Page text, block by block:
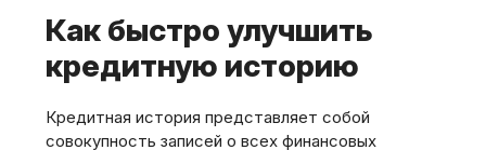
Как быстро улучшить
кредитную историю
Кредитная история представляет собой
совокупность записей о всех финансовых